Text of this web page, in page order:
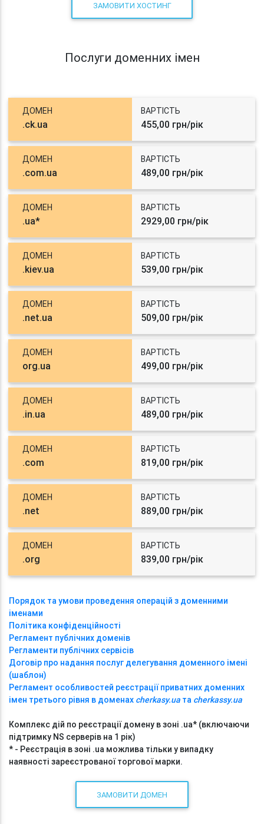
ЗАМОВИТИ ХОСТИНГ
Послуги доменних імен
ДОМЕН
.ck.ua
ВАРТІСТЬ
455,00 грн/рік
ДОМЕН
.com.ua
ВАРТІСТЬ
489,00 грн/рік
ДОМЕН
.ua*
ВАРТІСТЬ
2929,00 грн/рік
ДОМЕН
.kiev.ua
ВАРТІСТЬ
539,00 грн/рік
ДОМЕН
.net.ua
ВАРТІСТЬ
509,00 грн/рік
ДОМЕН
org.ua
ВАРТІСТЬ
499,00 грн/рік
ДОМЕН
.in.ua
ВАРТІСТЬ
489,00 грн/рік
ДОМЕН
.com
ВАРТІСТЬ
819,00 грн/рік
ДОМЕН
.net
ВАРТІСТЬ
889,00 грн/рік
ДОМЕН
.org
ВАРТІСТЬ
839,00 грн/рік
Порядок та умови проведення операцій з доменними
іменами
Політика конфіденційності
Регламент публічних доменів
Регламенти публічних сервісів
Договір про надання послуг делегування доменного імені
(шаблон)
Регламент особливостей реєстрації приватних доменних
імен третього рівня в доменах cherkasy.ua та cherkassy.ua
Комплекс дій по реєстрації домену в зоні .ua* (включаючи
підтримку NS серверів на 1 рік)
* - Реєстрація в зоні .ua можлива тільки у випадку
наявності зареєстрованої торгової марки.
ЗАМОВИТИ ДОМЕН